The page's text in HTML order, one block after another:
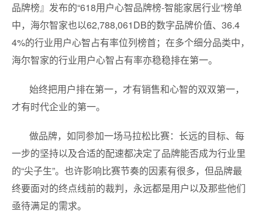
品牌榜』发布的“618用户心智品牌榜-智能家居行业”榜单
中，海尔智家也以62,788,061DB的数字品牌价值、36.4
4%的行业用户心智占有率位列榜首；在多个细分品类中，
海尔智家的行业用户心智占有率亦稳稳排在第一。
始终把用户排在第一，才有销售和心智的双双第一，
才有时代企业的第一。
做品牌，如同参加一场马拉松比赛：长远的目标、每
一步的坚持以及合适的配速都决定了品牌能否成为行业里
的“尖子生”。也许影响比赛节奏的因素有很多，但品牌最
终要面对的终点线前的裁判，永远都是用户以及那些他们
亟待满足的需求。